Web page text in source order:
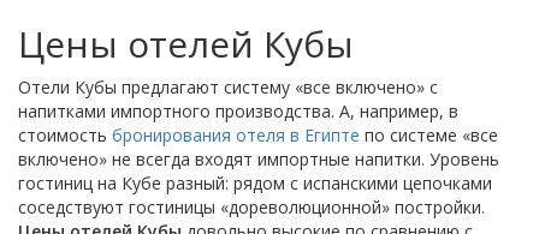
Цены отелей Кубы
Отели Кубы предлагают систему «все включено» с
напитками импортного производства. А, например, в
стоимость бронирования отеля в Египте по системе «все
включено» не всегда входят импортные напитки. Уровень
гостиниц на Кубе разный: рядом с испанскими цепочками
соседствуют гостиницы «дореволюционной» постройки.